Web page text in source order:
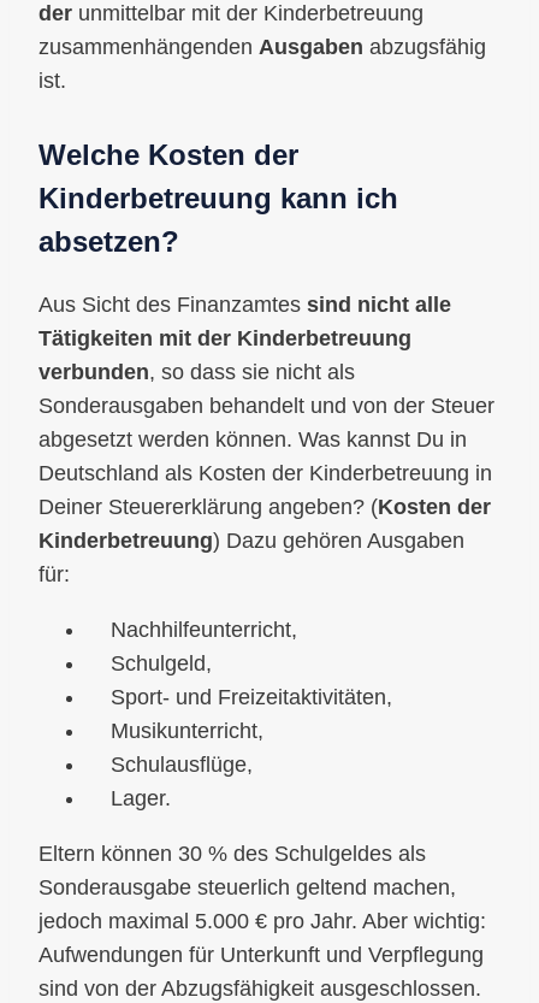
der unmittelbar mit der Kinderbetreuung
zusammenhängenden Ausgaben abzugsfähig
ist.
Welche Kosten der
Kinderbetreuung kann ich
absetzen?
Aus Sicht des Finanzamtes sind nicht alle
Tätigkeiten mit der Kinderbetreuung
verbunden, so dass sie nicht als
Sonderausgaben behandelt und von der Steuer
abgesetzt werden können. Was kannst Du in
Deutschland als Kosten der Kinderbetreuung in
Deiner Steuererklärung angeben? (Kosten der
Kinderbetreuung) Dazu gehören Ausgaben
für:
Nachhilfeunterricht,
Schulgeld,
Sport- und Freizeitaktivitäten,
Musikunterricht,
Schulausflüge,
Lager.
Eltern können 30 % des Schulgeldes als
Sonderausgabe steuerlich geltend machen,
jedoch maximal 5.000 € pro Jahr. Aber wichtig:
Aufwendungen für Unterkunft und Verpflegung
sind von der Abzugsfähigkeit ausgeschlossen.